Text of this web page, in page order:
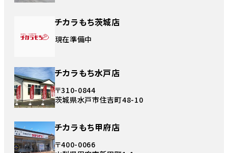
チカラもち茨城店
現在準備中
チカラもち水戸店
〒310-0844
茨城県水戸市住吉町48-10
チカラもち甲府店
〒400-0066